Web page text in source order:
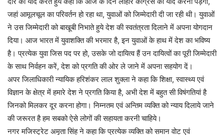
जहां आमूलचूल का परिवर्तन हो रहा था, युवाओं को जिम्मेदारी दी जा रही थी। युवाओं
ने उस जिम्मेदारी को बाखूबी निभाते हुये देश की स्वतंत्रता दिलाने में अपना योगदान
दिया। आज भारत में युवाशक्ति की भरमार है, इन युवाओं के हाथ में देश का भविष्य
है। प्रत्येक युवा जिस पद पर हो, उसके जो दायित्व हैं उन दायित्वों का पूरी जिम्मेदारी
के साथ निर्वहन करें, देश को प्रगति की ओर ले जाने में अपना सहयोग दें।
अपर जिलाधिकारी न्यायिक हरिशंकर लाल शुक्ला ने कहा कि शिक्षा, स्वास्थ्य एवं
विज्ञान के क्षेत्र में हमारे देश ने प्रगति किया है, अभी देश में बहुत सी विषंगतियां है
जिनको मिलकर दूर करना होगा। निम्नतम एवं अन्तिम व्यक्ति को न्याय दिलाये जाने
की जरूरत है हम सबको ऐसे लोगों की सहायता करनी चाहिये।
नगर मजिस्ट्रेट अमृता सिंह ने कहा कि प्रत्येक व्यक्ति को समान वोट एवं